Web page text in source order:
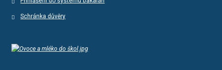
Schránka důvěry